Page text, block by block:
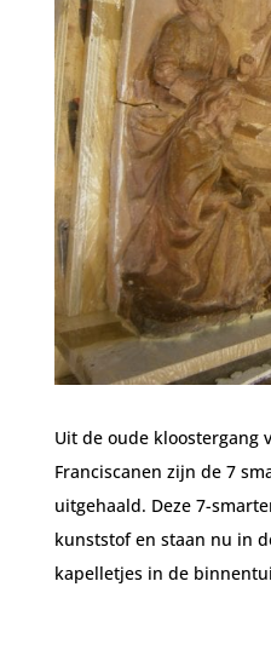
Uit de oude kloostergang
Franciscanen zijn de 7
uitgehaald. Deze 7-
kunststof en staan nu in
kapelletjes in de